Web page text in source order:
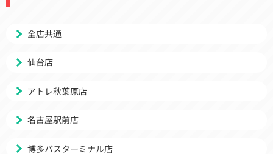
全店共通
仙台店
アトレ秋葉原店
名古屋駅前店
博多バスターミナル店